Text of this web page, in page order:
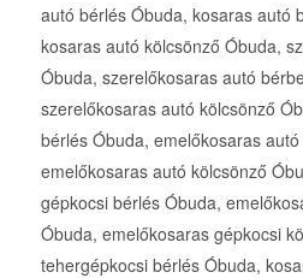
autó bérlés Óbuda, kosaras autó
kosaras autó kölcsönző Óbuda,
Óbuda, szerelőkosaras autó
szerelőkosaras autó kölcsönző
bérlés Óbuda, emelőkosaras
emelőkosaras autó kölcsönző
gépkocsi bérlés Óbuda,
Óbuda, emelőkosaras gépkocsi
tehergépkocsi bérlés Óbuda,